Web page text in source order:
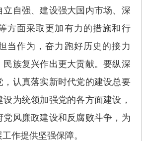
立自强、建设强大国内市场、深
方面采取更加有力的措施和行
当作为，奋力跑好历史的接力
民族复兴作出更大贡献。要纵深
，认真落实新时代党的建设总要
为统领加强党的各方面建设，
党风廉政建设和反腐败斗争，为
作提供坚强保障。